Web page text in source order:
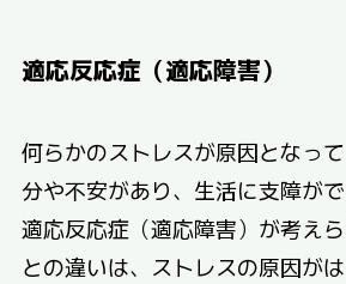
適応反応症（適応障害）
何らかのストレスが原因となっ
分や不安があり、生活に支障が
適応反応症（適応障害）が考え
との違いは、ストレスの原因が